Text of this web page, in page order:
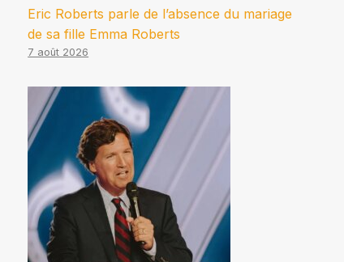
Eric Roberts parle de l’absence du mariage
de sa fille Emma Roberts
7 août 2026